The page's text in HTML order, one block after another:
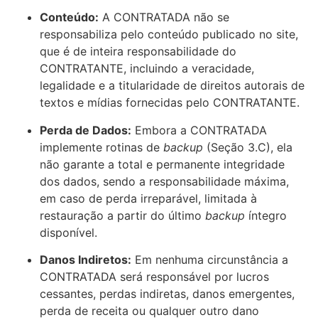
Conteúdo: A CONTRATADA não se
responsabiliza pelo conteúdo publicado no site,
que é de inteira responsabilidade do
CONTRATANTE, incluindo a veracidade,
legalidade e a titularidade de direitos autorais de
textos e mídias fornecidas pelo CONTRATANTE.
Perda de Dados: Embora a CONTRATADA
implemente rotinas de backup (Seção 3.C), ela
não garante a total e permanente integridade
dos dados, sendo a responsabilidade máxima,
em caso de perda irreparável, limitada à
restauração a partir do último backup íntegro
disponível.
Danos Indiretos: Em nenhuma circunstância a
CONTRATADA será responsável por lucros
cessantes, perdas indiretas, danos emergentes,
perda de receita ou qualquer outro dano